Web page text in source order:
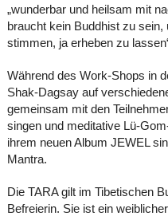
„wunderbar und heilsam mit
braucht kein Buddhist zu
stimmen, ja erheben zu
Während des Work-Shops in
Shak-Dagsay auf
gemeinsam mit den
singen und meditative Lü-
ihrem neuen Album JEWEL
Mantra.
Die TARA gilt im Tibetischen
Befreierin. Sie ist ein